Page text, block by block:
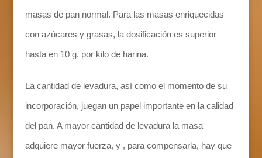
masas de pan normal. Para las masas enriquecidas
con azúcares y grasas, la dosificación es superior
hasta en 10 g. por kilo de harina.
La cantidad de levadura, así como el momento de su
incorporación, juegan un papel importante en la calidad
del pan. A mayor cantidad de levadura la masa
adquiere mayor fuerza, y , para compensarla, hay que